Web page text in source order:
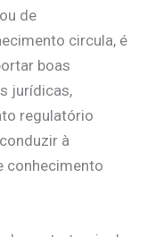
de
circula, é
boas
jurídicas,
regulatório
à
conhecimento